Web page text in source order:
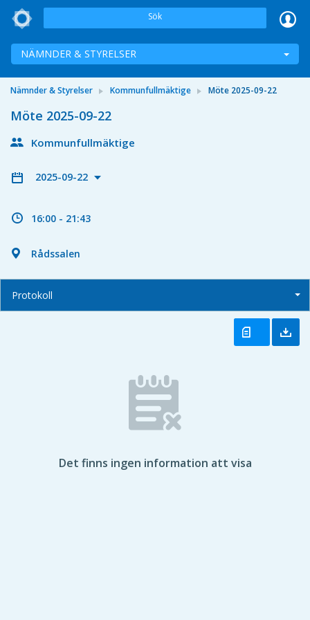
Sök
NÄMNDER & STYRELSER
Nämnder & Styrelser Kommunfullmäktige Möte 2025-09-22
Möte 2025-09-22
Kommunfullmäktige
2025-09-22
16:00 - 21:43
Rådssalen
Protokoll
Det finns ingen information att visa